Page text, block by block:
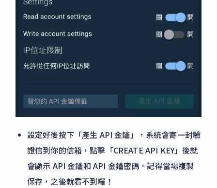
設定好後按下「產生 API 金鑰」，系統會寄一封驗
證信到你的信箱，點擊「CREATE API KEY」後就
會顯示 API 金鑰和 API 金鑰密碼。記得當場複製
保存，之後就看不到囉！